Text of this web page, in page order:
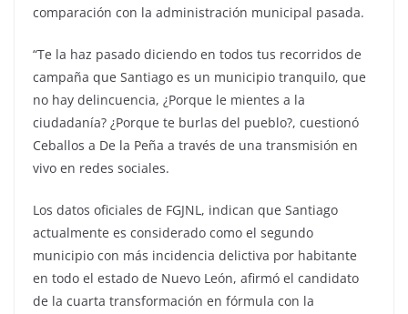
comparación con la administración municipal pasada.
“Te la haz pasado diciendo en todos tus recorridos de
campaña que Santiago es un municipio tranquilo, que
no hay delincuencia, ¿Porque le mientes a la
ciudadanía? ¿Porque te burlas del pueblo?, cuestionó
Ceballos a De la Peña a través de una transmisión en
vivo en redes sociales.
Los datos oficiales de FGJNL, indican que Santiago
actualmente es considerado como el segundo
municipio con más incidencia delictiva por habitante
en todo el estado de Nuevo León, afirmó el candidato
de la cuarta transformación en fórmula con la